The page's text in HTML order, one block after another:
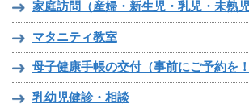
家庭訪問（産婦・新生児・乳児・未熟児
マタニティ教室
母子健康手帳の交付（事前にご予約を！
乳幼児健診・相談